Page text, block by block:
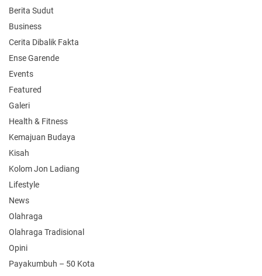
Berita Sudut
Business
Cerita Dibalik Fakta
Ense Garende
Events
Featured
Galeri
Health & Fitness
Kemajuan Budaya
Kisah
Kolom Jon Ladiang
Lifestyle
News
Olahraga
Olahraga Tradisional
Opini
Payakumbuh – 50 Kota